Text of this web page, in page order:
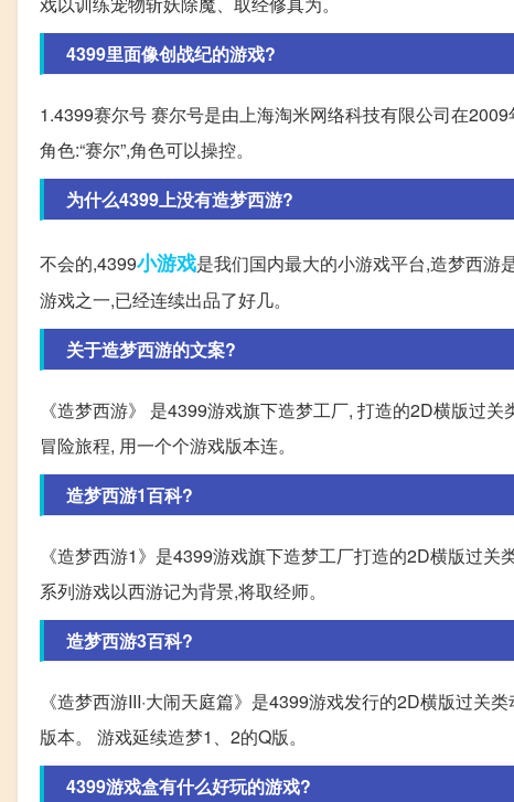
4399里面像创战纪的游戏?
1.4399赛尔号 赛尔号是由上海淘米网络科技有限公司在
角色:“赛尔”,角色可以操控。
为什么4399上没有造梦西游?
不会的,4399小游戏是我们国内最大的小游戏平台,造梦西游
游戏之一,已经连续出品了好几。
关于造梦西游的文案?
《造梦西游》 是4399游戏旗下造梦工厂, 打造的2D横版过
冒险旅程, 用一个个游戏版本连。
造梦西游1百科?
《造梦西游1》是4399游戏旗下造梦工厂打造的2D横版过
系列游戏以西游记为背景,将取经师。
造梦西游3百科?
《造梦西游III·大闹天庭篇》是4399游戏发行的2D横版过
版本。 游戏延续造梦1、2的Q版。
4399游戏盒有什么好玩的游戏?